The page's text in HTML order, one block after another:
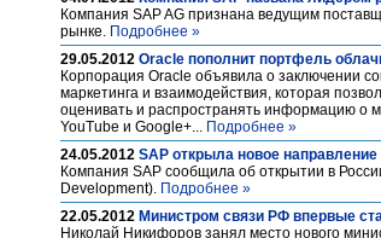
Компания SAP AG признана ведущим
рынке. Подробнее »
29.05.2012 Oracle пополнит портфель
Корпорация Oracle объявила о заключении
маркетинга и взаимодействия, которая
оценивать и распространять информацию о
YouTube и Google+... Подробнее »
24.05.2012 SAP открыла новое
Компания SAP сообщила об открытии в
Development). Подробнее »
22.05.2012 Министром связи РФ впервые
Николай Никифоров занял место нового